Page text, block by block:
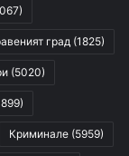
град (1825)
(5020)
Криминале (5959)